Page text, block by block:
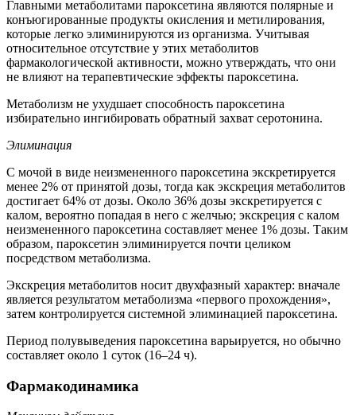
Главными метаболитами пароксетина являются полярные и
конъюгированные продукты окисления и метилирования,
которые легко элиминируются из организма. Учитывая
относительное отсутствие у этих метаболитов
фармакологической активности, можно утверждать, что они
не влияют на терапевтические эффекты пароксетина.
Метаболизм не ухудшает способность пароксетина
избирательно ингибировать обратный захват серотонина.
Элиминация
С мочой в виде неизмененного пароксетина экскретируется
менее 2% от принятой дозы, тогда как экскреция метаболитов
достигает 64% от дозы. Около 36% дозы экскретируется с
калом, вероятно попадая в него с желчью; экскреция с калом
неизмененного пароксетина составляет менее 1% дозы. Таким
образом, пароксетин элиминируется почти целиком
посредством метаболизма.
Экскреция метаболитов носит двухфазный характер: вначале
является результатом метаболизма «первого прохождения»,
затем контролируется системной элиминацией пароксетина.
Период полувыведения пароксетина варьируется, но обычно
составляет около 1 суток (16–24 ч).
Фармакодинамика